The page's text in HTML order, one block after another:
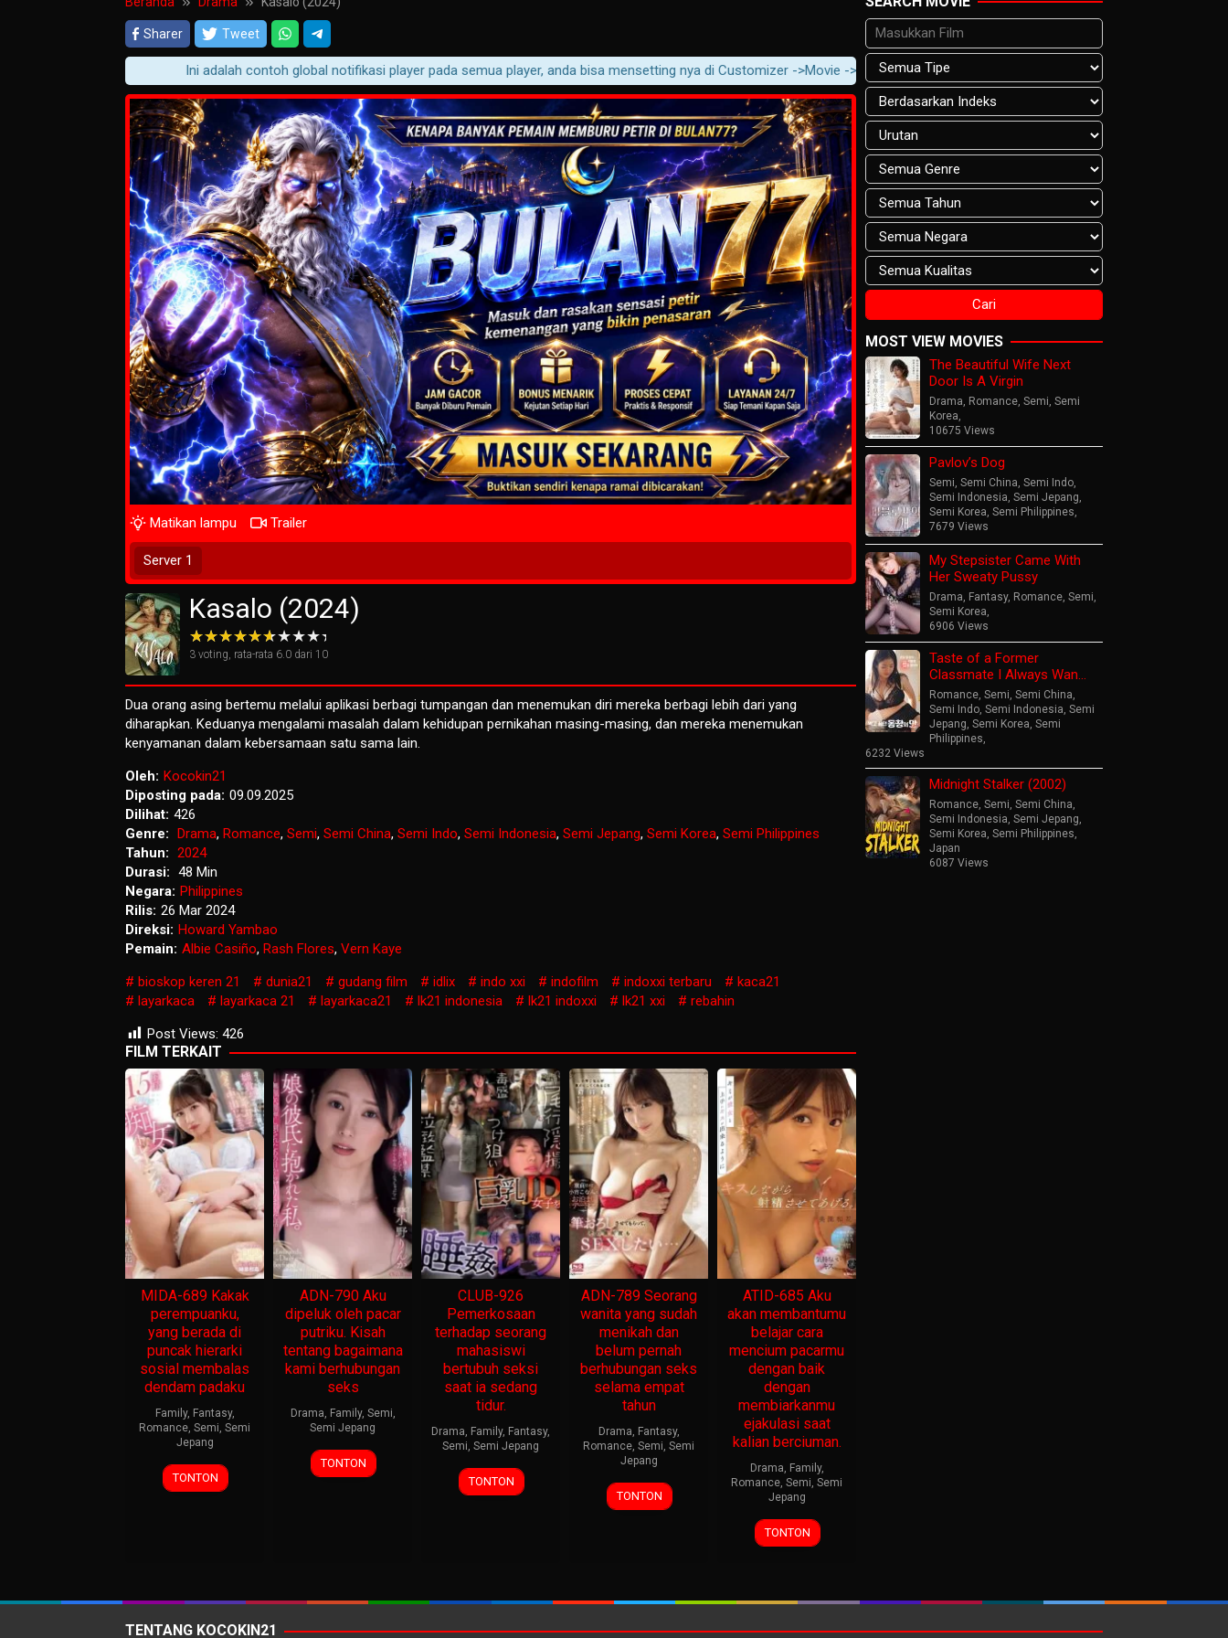
Sharer Tweet
Ini adalah contoh global notifikasi player pada semua player, anda bisa mensetting nya di Customizer ->Movie -> Movie Content -> Player Notification.
Tunggu 2 Detik
4 Wait Time
Matikan lampu Trailer
Server 1
Kasalo (2024)
3 voting, rata-rata 6.0 dari 10
Dua orang asing bertemu melalui aplikasi berbagi tumpangan dan menemukan diri mereka berbagi lebih dari yang
diharapkan. Keduanya mengalami masalah dalam kehidupan pernikahan masing-masing, dan mereka menemukan
kenyamanan dalam kebersamaan satu sama lain.
Oleh: Kocokin21
Diposting pada: 09.09.2025
Dilihat: 426
Genre: Drama, Romance, Semi, Semi China, Semi Indo, Semi Indonesia, Semi Jepang, Semi Korea, Semi Philippines
Tahun: 2024
Durasi: 48 Min
Negara: Philippines
Rilis: 26 Mar 2024
Direksi: Howard Yambao
Pemain: Albie Casiño, Rash Flores, Vern Kaye
bioskop keren 21
dunia21 gudang film idlix indo xxi indofilm indoxxi terbaru
kaca21
layarkaca
layarkaca 21 layarkaca21 lk21 indonesia lk21 indoxxi lk21 xxi
rebahin
Post Views: 426
FILM TERKAIT
MIDA-689 Kakak
perempuanku,
yang berada di
puncak hierarki
sosial membalas
dendam padaku
Family, Fantasy,
Romance, Semi, Semi
Jepang
TONTON
ADN-790 Aku
dipeluk oleh pacar
putriku. Kisah
tentang bagaimana
kami berhubungan
seks
Drama, Family, Semi,
Semi Jepang
TONTON
CLUB-926
Pemerkosaan
terhadap seorang
mahasiswi
bertubuh seksi
saat ia sedang
tidur.
Drama, Family, Fantasy,
Semi, Semi Jepang
TONTON
ADN-789 Seorang
wanita yang sudah
menikah dan
belum pernah
berhubungan seks
selama empat
tahun
Drama, Fantasy,
Romance, Semi, Semi
Jepang
TONTON
ATID-685 Aku
akan membantumu
belajar cara
mencium pacarmu
dengan baik
dengan
membiarkanmu
ejakulasi saat
kalian berciuman.
Drama, Family,
Romance, Semi, Semi
Jepang
TONTON
MOST VIEW MOVIES
The Beautiful Wife Next
Door Is A Virgin
Drama Romance Semi Semi
Korea
10675 Views
Pavlov’s Dog
Semi Semi China Semi Indo
Semi Indonesia Semi Jepang
Semi Korea Semi Philippines
7679 Views
My Stepsister Came With
Her Sweaty Pussy
Drama Fantasy, Romance Semi
Semi Korea
6906 Views
Taste of a Former
Classmate I Always Wan…
Romance Semi Semi China
Semi Indo Semi Indonesia Semi
Jepang Semi Korea Semi
Philippines
6232 Views
Midnight Stalker (2002)
Romance Semi Semi China
Semi Indonesia Semi Jepang
Semi Korea Semi Philippines
Japan
6087 Views
TENTANG KOCOKIN21